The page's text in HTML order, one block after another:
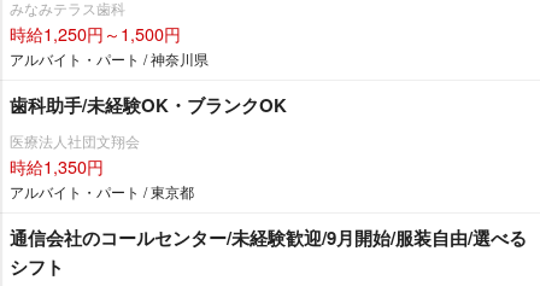
みなみテラス歯科
時給1,250円～1,500円
アルバイト・パート / 神奈川県
歯科助手/未経験OK・ブランクOK
医療法人社団文翔会
時給1,350円
アルバイト・パート / 東京都
通信会社のコールセンター/未経験歓迎/9月開始/服装自由/選べる
シフト